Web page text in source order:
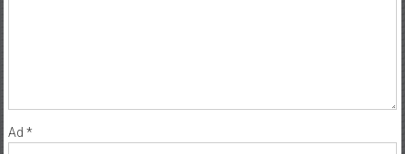
Ad *